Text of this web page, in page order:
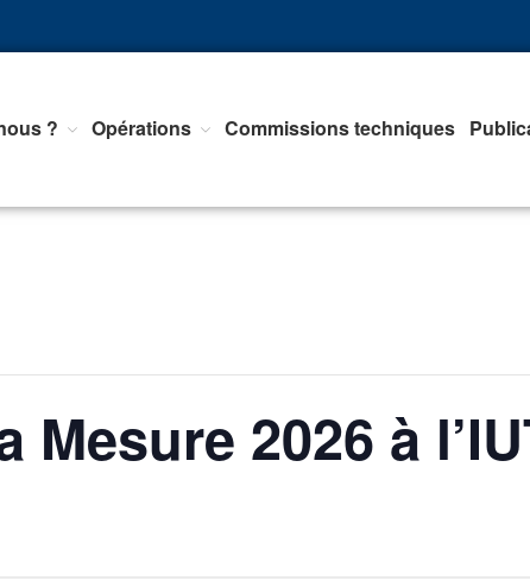
d'Equipements de mesure, <br>de Régulation et d'Automatismes
? Opérations Commissions techniques
Mesure 2026 à